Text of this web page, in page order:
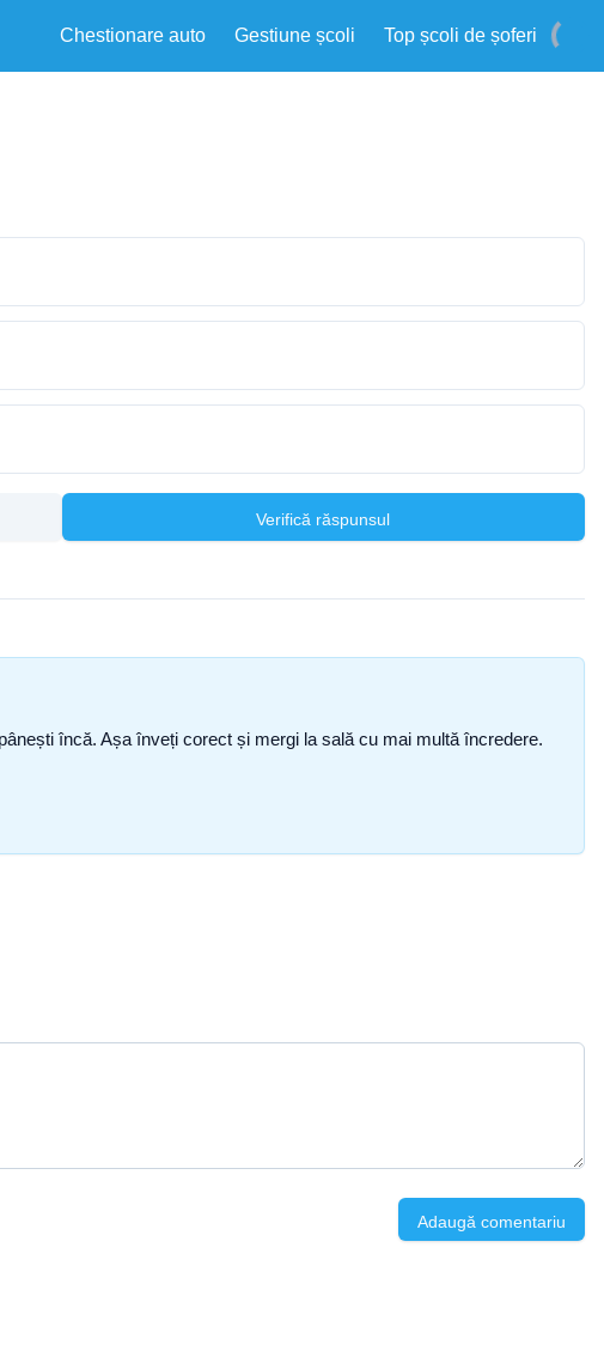
Chestionare auto Gestiune școli Top școli de șoferi
Verifică răspunsul
încă. Așa înveți corect și mergi la sală cu mai multă încredere.
Adaugă comentariu